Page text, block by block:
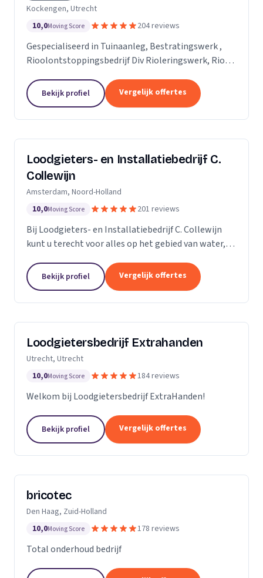
Kockengen, Utrecht
10,0Moving Score 204 reviews
Gespecialiseerd in Tuinaanleg, Bestratingswerk ,
Rioolontstoppingsbedrijf Div Rioleringswerk, Riool
vervangen. Rioolcamera, Riooldetectie...
Bekijk profiel Vergelijk offertes
Loodgieters- en Installatiebedrijf C.
Collewijn
Amsterdam, Noord-Holland
10,0Moving Score 201 reviews
Bij Loodgieters- en Installatiebedrijf C. Collewijn
kunt u terecht voor alles op het gebied van water,
zinkwerken. Voor vakkundig installeren,...
Bekijk profiel Vergelijk offertes
Loodgietersbedrijf Extrahanden
Utrecht, Utrecht
10,0Moving Score 184 reviews
Welkom bij Loodgietersbedrijf ExtraHanden!
Bekijk profiel Vergelijk offertes
bricotec
Den Haag, Zuid-Holland
10,0Moving Score 178 reviews
Total onderhoud bedrijf